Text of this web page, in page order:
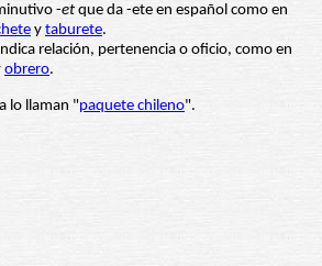
-et que da -ete en español como en
y taburete.
relación, pertenencia o oficio, como en
obrero.
lo llaman "paquete chileno".